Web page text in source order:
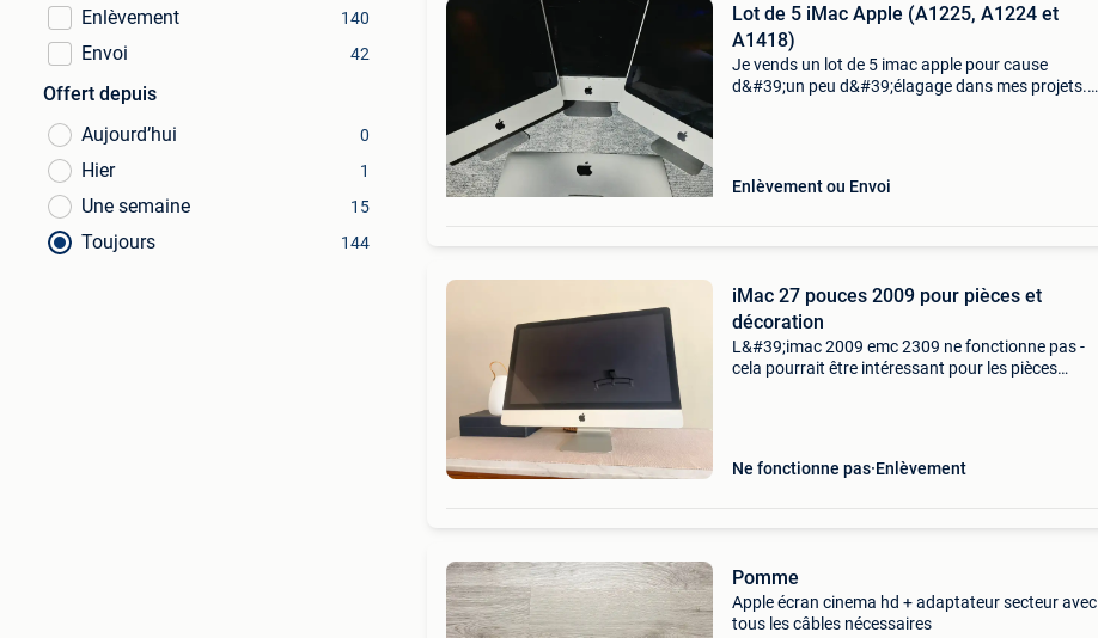
Enlèvement
140
Envoi 42
Offert depuis
Aujourd’hui
0
Hier 1
Une semaine 15
Toujours 144
Lot de 5 iMac Apple (A1225, A1224 et
A1418)
Je vends un lot de 5 imac apple pour cause
d&#39;un peu d&#39;élagage dans mes projets.
Enlèvement ou Envoi
iMac 27 pouces 2009 pour pièces et
décoration
L&#39;imac 2009 emc 2309 ne fonctionne pas -
cela pourrait être intéressant pour les pièces
Ne fonctionne pas Enlèvement
Pomme
Apple écran cinema hd + adaptateur secteur avec
tous les câbles nécessaires